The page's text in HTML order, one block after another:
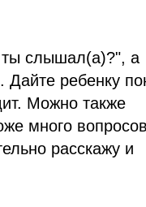
ты слышал(а)?", а
ребенку
Можно также
много
расскажу и